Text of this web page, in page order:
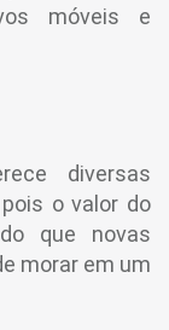
móveis e
diversas
o valor do
que novas
morar em um